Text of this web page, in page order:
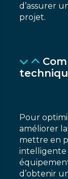
d’assurer
projet.
Pour
améliorer
mettre en
intelligente
d’obtenir